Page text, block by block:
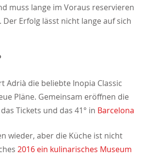
muss lange im Voraus reservieren
Der Erfolg lässt nicht lange auf sich
Adrià die beliebte Inopia Classic
Pläne. Gemeinsam eröffnen die
Tickets und das 41° in Barcelona
wieder, aber die Küche ist nicht
2016 ein kulinarisches Museum